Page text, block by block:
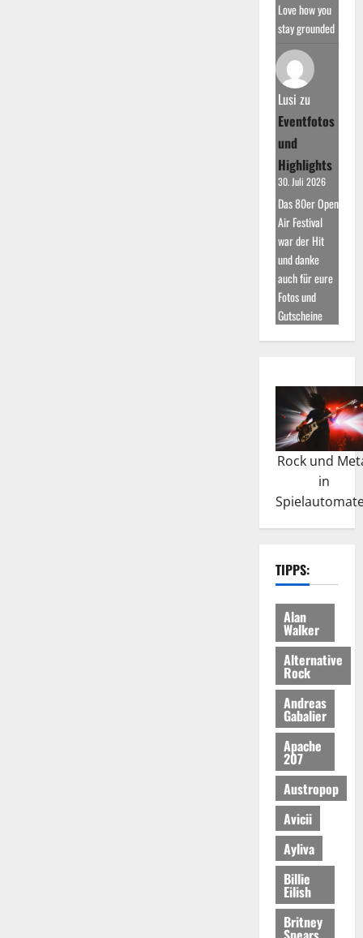
Love how you
stay grounded
Lusi zu
Eventfotos
und
Highlights
30. Juli 2026
Das 80er Open
Air Festival
war der Hit
und danke
auch für eure
Fotos und
Gutscheine
Rock und
in
TIPPS:
Alan
Walker
Alternative
Rock
Andreas
Gabalier
Apache
207
Austropop
Avicii
Ayliva
Billie
Eilish
Britney